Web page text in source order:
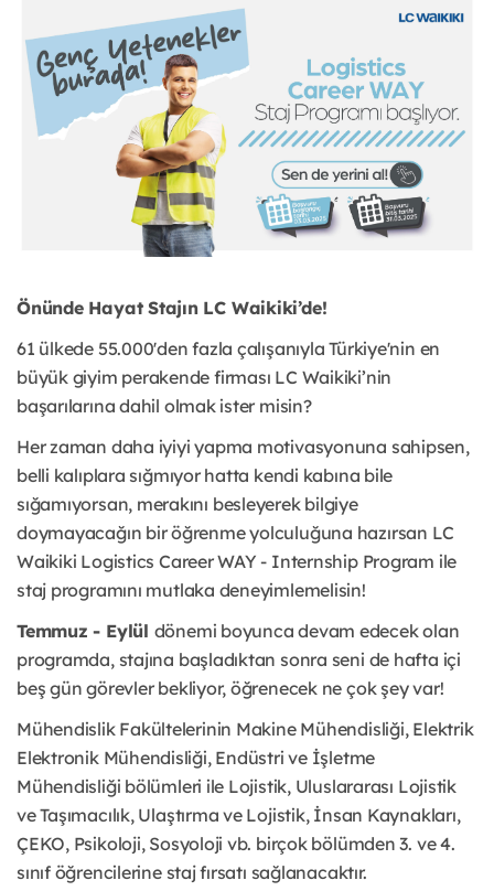
Önünde Hayat Stajın LC Waikiki’de!
61 ülkede 55.000'den fazla çalışanıyla Türkiye'nin en
büyük giyim perakende firması LC Waikiki’nin
başarılarına dahil olmak ister misin?
Her zaman daha iyiyi yapma motivasyonuna sahipsen,
belli kalıplara sığmıyor hatta kendi kabına bile
sığamıyorsan, merakını besleyerek bilgiye
doymayacağın bir öğrenme yolculuğuna hazırsan LC
Waikiki Logistics Career WAY - Internship Program ile
staj programını mutlaka deneyimlemelisin!
Temmuz - Eylül dönemi boyunca devam edecek olan
programda, stajına başladıktan sonra seni de hafta içi
beş gün görevler bekliyor, öğrenecek ne çok şey var!
Mühendislik Fakültelerinin Makine Mühendisliği, Elektrik
Elektronik Mühendisliği, Endüstri ve İşletme
Mühendisliği bölümleri ile Lojistik, Uluslararası Lojistik
ve Taşımacılık, Ulaştırma ve Lojistik, İnsan Kaynakları,
ÇEKO, Psikoloji, Sosyoloji vb. birçok bölümden 3. ve 4.
sınıf öğrencilerine staj fırsatı sağlanacaktır.